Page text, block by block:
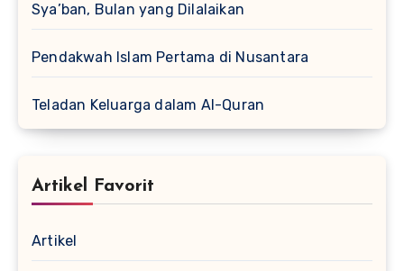
Sya’ban, Bulan yang Dilalaikan
Pendakwah Islam Pertama di Nusantara
Teladan Keluarga dalam Al-Quran
Artikel Favorit
Artikel